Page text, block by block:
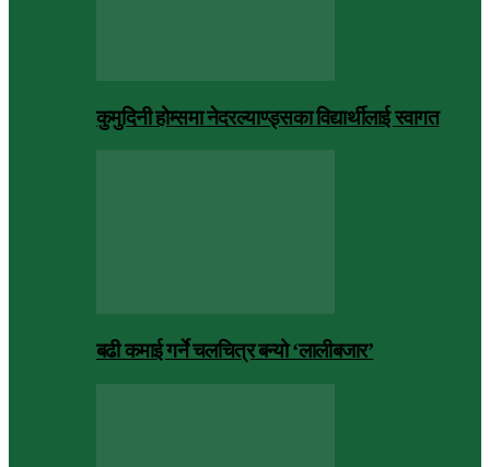
कुमुदिनी होम्समा नेदरल्याण्ड्सका विद्यार्थीलाई स्वागत
बढी कमाई गर्ने चलचित्र बन्यो ‘लालीबजार’